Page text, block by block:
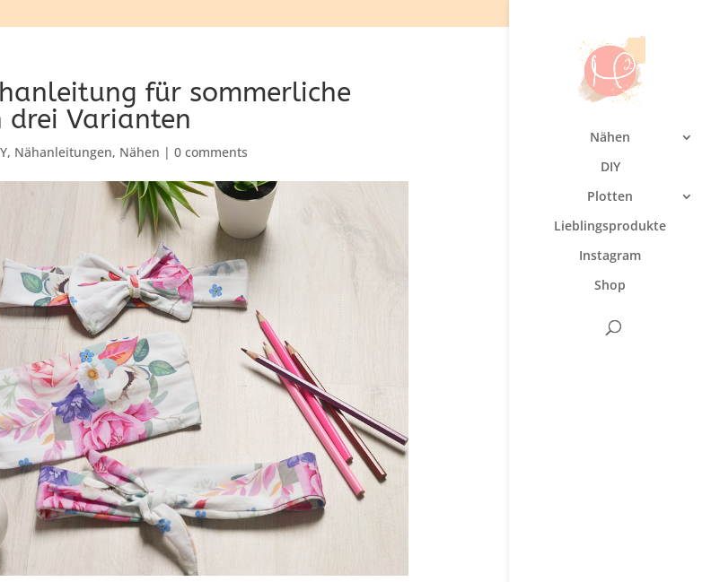
Nähen
DIY
Plotten
Lieblingsprodukte
Instagram
Shop
für sommerliche
Varianten
, Nähanleitungen, Nähen |0 comments